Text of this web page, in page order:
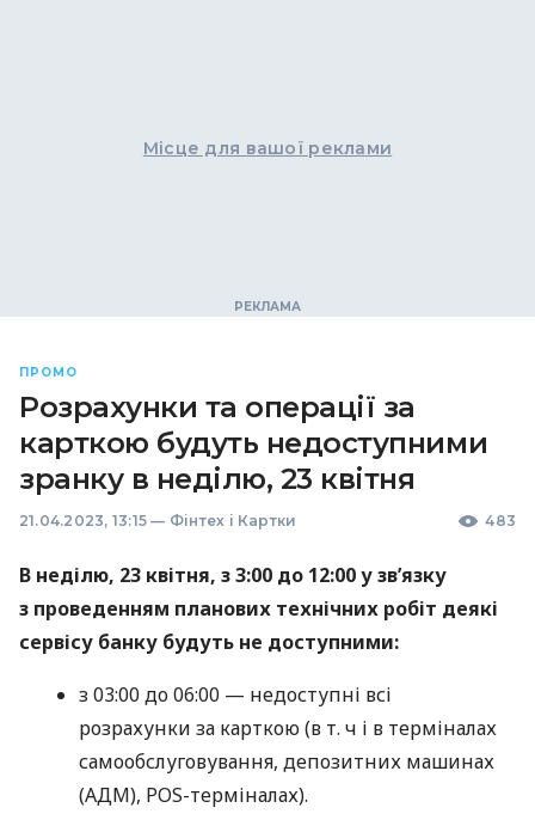
Місце для вашої реклами
ПРОМО
Розрахунки та операції за
карткою будуть недоступними
зранку в неділю, 23 квітня
21.04.2023, 13:15 — Фінтех і Картки 483
В неділю, 23 квітня, з 3:00 до 12:00 у зв’язку
з проведенням планових технічних робіт деякі
сервісу банку будуть не доступними:
з 03:00 до 06:00 — недоступні всі
розрахунки за карткою (в т. ч і в терміналах
самообслуговування, депозитних машинах
(АДМ), POS-терміналах).